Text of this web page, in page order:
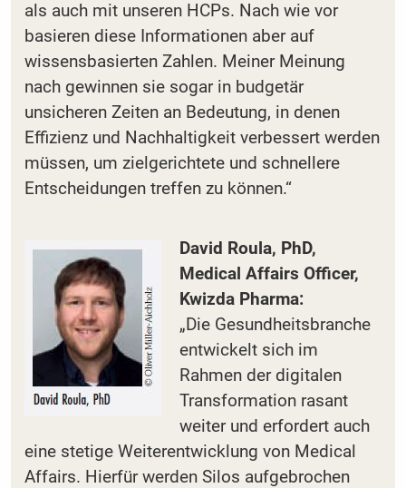
als auch mit unseren HCPs. Nach wie vor
basieren diese Informationen aber auf
wissensbasierten Zahlen. Meiner Meinung
nach gewinnen sie sogar in budgetär
unsicheren Zeiten an Bedeutung, in denen
Effizienz und Nachhaltigkeit verbessert werden
müssen, um zielgerichtete und schnellere
Entscheidungen treffen zu können.“
David Roula, PhD,
Medical Affairs Officer,
Kwizda Pharma:
„Die Gesundheitsbranche
entwickelt sich im
Rahmen der digitalen
Transformation rasant
weiter und erfordert auch
eine stetige Weiterentwicklung von Medical
Affairs. Hierfür werden Silos aufgebrochen